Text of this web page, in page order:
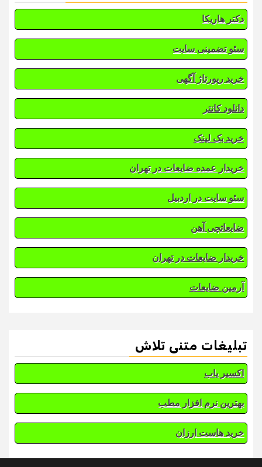
دکتر هاریکا
سئو تضمینی سایت
خرید رپورتاژ آگهی
دانلود کانتر
خرید بک لینک
خریدار عمده ضایعات در تهران
سئو سایت در اردبیل
ضایعاتچی آهن
خریدار ضایعات در تهران
آرمین ضایعات
تبلیغات متنی تلاش
اکسیر یاب
بهترین نرم افزار مطب
خرید هاست ارزان